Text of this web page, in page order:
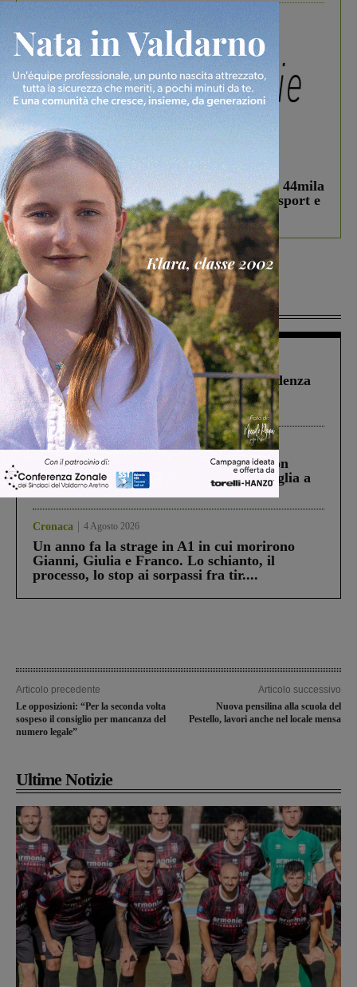
In vetrina 3 Agosto 2026
Estra Notizie agosto: Smart Cities, oltre 44mila
studenti coinvolti, torna il bando per lo sport e
debutta il podcast Estrair
Più lette
Figline Incisa Valdarno 1 Agosto 2026
Piscina di Figline finanziata oltre la scadenza
Pnrr, il gruppo di Fratelli d’Italia: “Un
ringraziamento al Governo”
Cronaca 3 Agosto 2026
Scomparso da una struttura di Castiglion
Fiorentino l’uomo che aveva ucciso la figlia a
Levane nel 2020
Cronaca 4 Agosto 2026
Un anno fa la strage in A1 in cui morirono
Gianni, Giulia e Franco. Lo schianto, il
processo, lo stop ai sorpassi fra tir....
Articolo precedente
Le opposizioni: “Per la seconda volta
sospeso il consiglio per mancanza del
numero legale”
Articolo successivo
Nuova pensilina alla scuola del
Pestello, lavori anche nel locale mensa
Ultime Notizie